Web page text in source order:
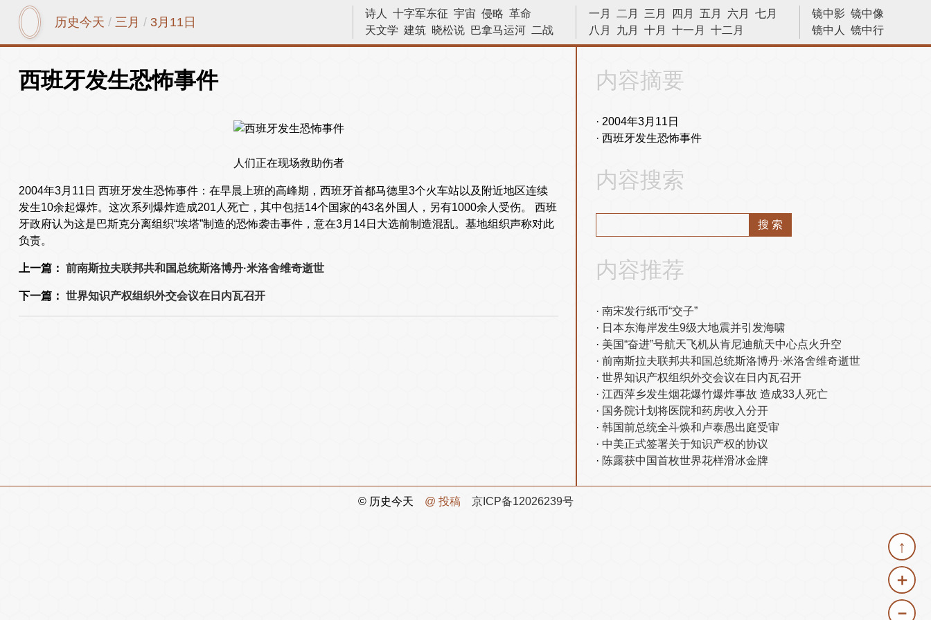
历史今天 / 三月 / 3月11日
镜中影 镜中像
镜中人
镜中行
历史今天
一月 二月 三月 四月 五月 六月
七月
八月
九月 十月 十一月 十二月
诗人 十字军东征 宇宙 侵略 革命
天文学 建筑 晓松说 巴拿马运河 二战
林则徐 物理 越战 十字军 亨利八世
西班牙发生恐怖事件
人们正在现场救助伤者
2004年3月11日 西班牙发生恐怖事件：在早晨上班的高峰期，西班牙首都马德里3个火车站以及附近地区连续
发生10余起爆炸。这次系列爆炸造成201人死亡，其中包括14个国家的43名外国人，另有1000余人受伤。 西班
牙政府认为这是巴斯克分离组织“埃塔”制造的恐怖袭击事件，意在3月14日大选前制造混乱。基地组织声称对此
负责。
上一篇： 前南斯拉夫联邦共和国总统斯洛博丹·米洛舍维奇逝世
下一篇： 世界知识产权组织外交会议在日内瓦召开
内容摘要
2004年3月11日
西班牙发生恐怖事件
内容搜索
内容推荐
南宋发行纸币“交子”
日本东海岸发生9级大地震并引发海啸
美国“奋进”号航天飞机从肯尼迪航天中心点火升空
前南斯拉夫联邦共和国总统斯洛博丹·米洛舍维奇逝世
世界知识产权组织外交会议在日内瓦召开
江西萍乡发生烟花爆竹爆炸事故 造成33人死亡
国务院计划将医院和药房收入分开
韩国前总统全斗焕和卢泰愚出庭受审
中美正式签署关于知识产权的协议
陈露获中国首枚世界花样滑冰金牌
↑
＋
－
© 历史今天 @ 投稿 京ICP备12026239号